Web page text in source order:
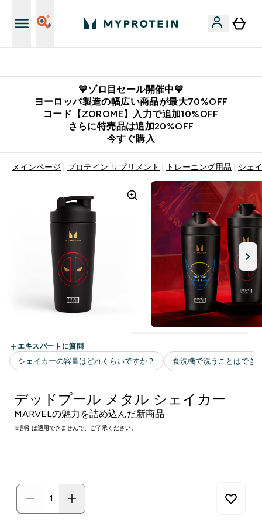
💙ゾロ目セール開催中💙
ヨーロッパ製造の幅広い商品が最大70%OFF
コード【ZOROME】入力で追加10%OFF
さらに特売品は追加20%OFF
今すぐ購入
メインページ プロテイン サプリメント トレーニング用品 シェ
デッドプール メタル シェイカー
MARVELの魅力を詰め込んだ新商品
※割引は適用できませんで、ご了承ください。